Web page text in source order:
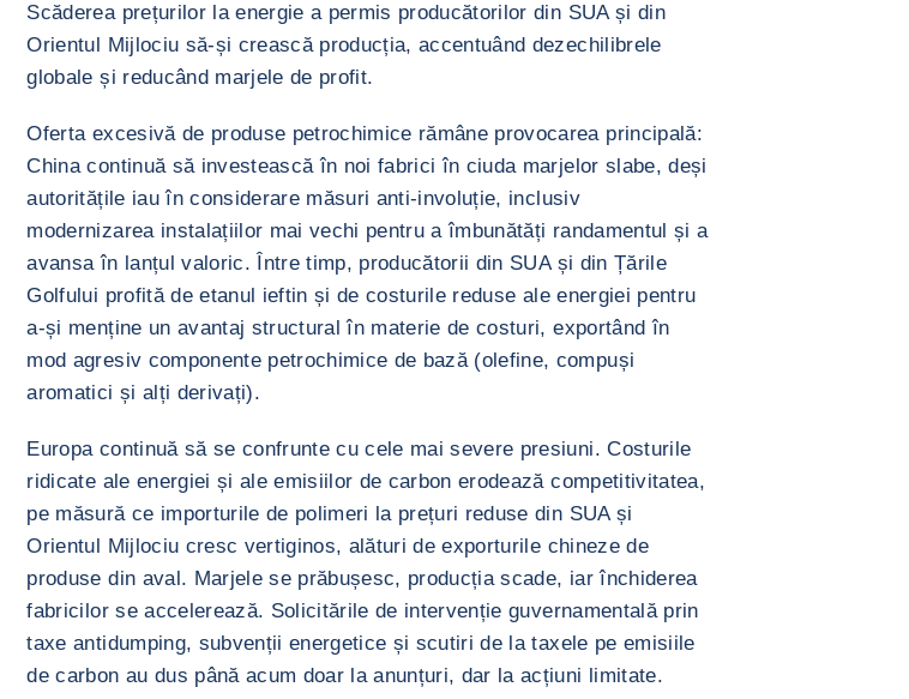
Scăderea prețurilor la energie a permis producătorilor din SUA și din
Orientul Mijlociu să-și crească producția, accentuând dezechilibrele
globale și reducând marjele de profit.
Oferta excesivă de produse petrochimice rămâne provocarea principală:
China continuă să investească în noi fabrici în ciuda marjelor slabe, deși
autoritățile iau în considerare măsuri anti-involuție, inclusiv
modernizarea instalațiilor mai vechi pentru a îmbunătăți randamentul și a
avansa în lanțul valoric. Între timp, producătorii din SUA și din Țările
Golfului profită de etanul ieftin și de costurile reduse ale energiei pentru
a-și menține un avantaj structural în materie de costuri, exportând în
mod agresiv componente petrochimice de bază (olefine, compuși
aromatici și alți derivați).
Europa continuă să se confrunte cu cele mai severe presiuni. Costurile
ridicate ale energiei și ale emisiilor de carbon erodează competitivitatea,
pe măsură ce importurile de polimeri la prețuri reduse din SUA și
Orientul Mijlociu cresc vertiginos, alături de exporturile chineze de
produse din aval. Marjele se prăbușesc, producția scade, iar închiderea
fabricilor se accelerează. Solicitările de intervenție guvernamentală prin
taxe antidumping, subvenții energetice și scutiri de la taxele pe emisiile
de carbon au dus până acum doar la anunțuri, dar la acțiuni limitate.